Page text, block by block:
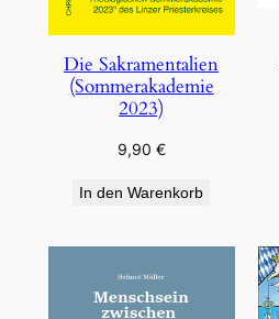
Die Sakramentalien
(Sommerakademie
2023)
9,90 €
In den Warenkorb